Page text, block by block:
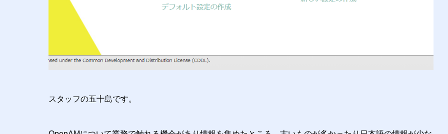
スタッフの五十島です。